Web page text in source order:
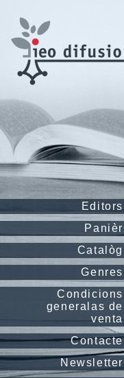
Editors
Panièr
Catalòg
Genres
Condicions
generalas de
venta
Contacte
Newsletter